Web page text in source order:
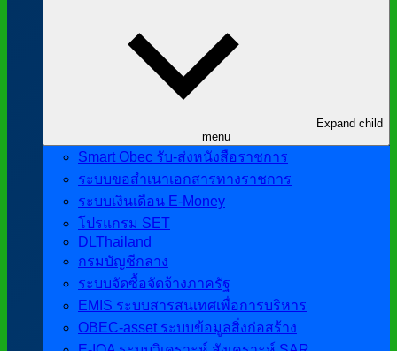
Expand child
menu
Smart Obec รับ-ส่งหนังสือราชการ
ระบบขอสำเนาเอกสารทางราชการ
ระบบเงินเดือน E-Money
โปรแกรม SET
DLThailand
กรมบัญชีกลาง
ระบบจัดซื้อจัดจ้างภาครัฐ
EMIS ระบบสารสนเทศเพื่อการบริหาร
OBEC-asset ระบบข้อมูลสิ่งก่อสร้าง